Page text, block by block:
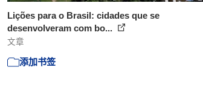
Lições para o Brasil: cidades que se
desenvolveram com bo...
文章
添加书签